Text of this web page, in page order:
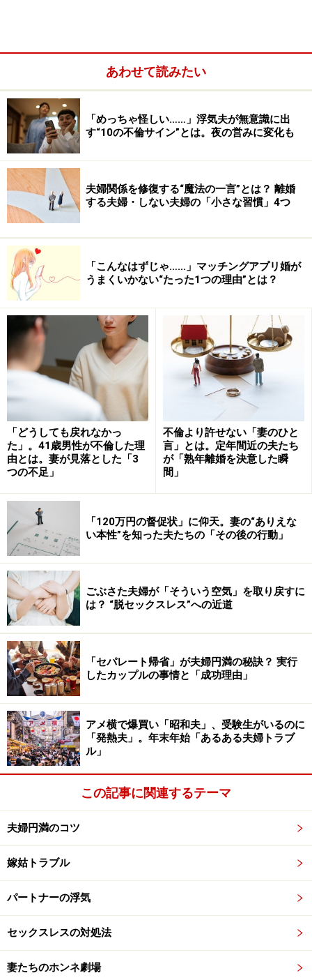
自然界の「オシドリ」とオシドリ夫婦の実態は、じつはだい
たしかに自然界にいるオシドリも、とくに繁殖期は鮮や
かな色をしたオス鳥が地味な色のメス鳥にピッタリ寄り
添っている姿を見かけます。
しかしこれは、相思相愛のつがいが寄り添っているとい
うよりは、自分の子孫を残したいオスが、カップルにな
とか。繁殖期にオスの羽が鮮やかな色に変化するのも、
メスの気を引き付けるために天が与えた「勝負服」。そ
して熱心な求愛行動の結果、無事にカップルが成立し、
卵が生まれ、さあこれから夫婦での暮らしが始まるかと
思っていると、オスはさっさとメスの元から去ってしま
います
というのもオシドリをはじめとするカモ科は抱卵、子育
てはメスのみが行うため、卵が生まれると即つがいを解
消。そして 次の繁殖期には、別の相手とつがいになり、
再び自分の子孫をのこすために子づくりに励むのだそ
う。
つまり一生添い遂げるどころか、夫が子育てを放棄して
離婚、翌年には違うパートナーと子づくりという、かな
り「はかない夫婦関係」だというから驚きです。
むしろ、一生パートナーを変えないツルのほうがオシド
リよりも「おしどり夫婦」なのだそう。
それでは、有名人おしどり夫婦を総復習してみましょ
う。
※記事内容は執筆時点のものです。最新の内容をご確認くださ
い。
あわせて読みたい
「めっちゃ怪しい……」浮気夫が無意識に出
す“10の不倫サイン”とは。夜の営みに変化も
夫婦関係を修復する“魔法の一言”とは？ 離婚
する夫婦・しない夫婦の「小さな習慣」4つ
「こんなはずじゃ……」マッチングアプリ婚が
うまくいかない“たった1つの理由”とは？
「どうしても戻れなかっ
た」。41歳男性が不倫した理
由とは。妻が見落とした「3
つの不足」
不倫より許せない「妻のひと
言」とは。定年間近の夫たち
が「熟年離婚を決意した瞬
間」
「120万円の督促状」に仰天。妻の“ありえな
い本性”を知った夫たちの「その後の行動」
ごぶさた夫婦が「そういう空気」を取り戻すに
は？ “脱セックスレス”への近道
「セパレート帰省」が夫婦円満の秘訣？ 実行
したカップルの事情と「成功理由」
アメ横で爆買い「昭和夫」、受験生がいるのに
「発熱夫」。年末年始「あるある夫婦トラブ
ル」
この記事に関連するテーマ
夫婦円満のコツ
嫁姑トラブル
パートナーの浮気
セックスレスの対処法
妻たちのホンネ劇場